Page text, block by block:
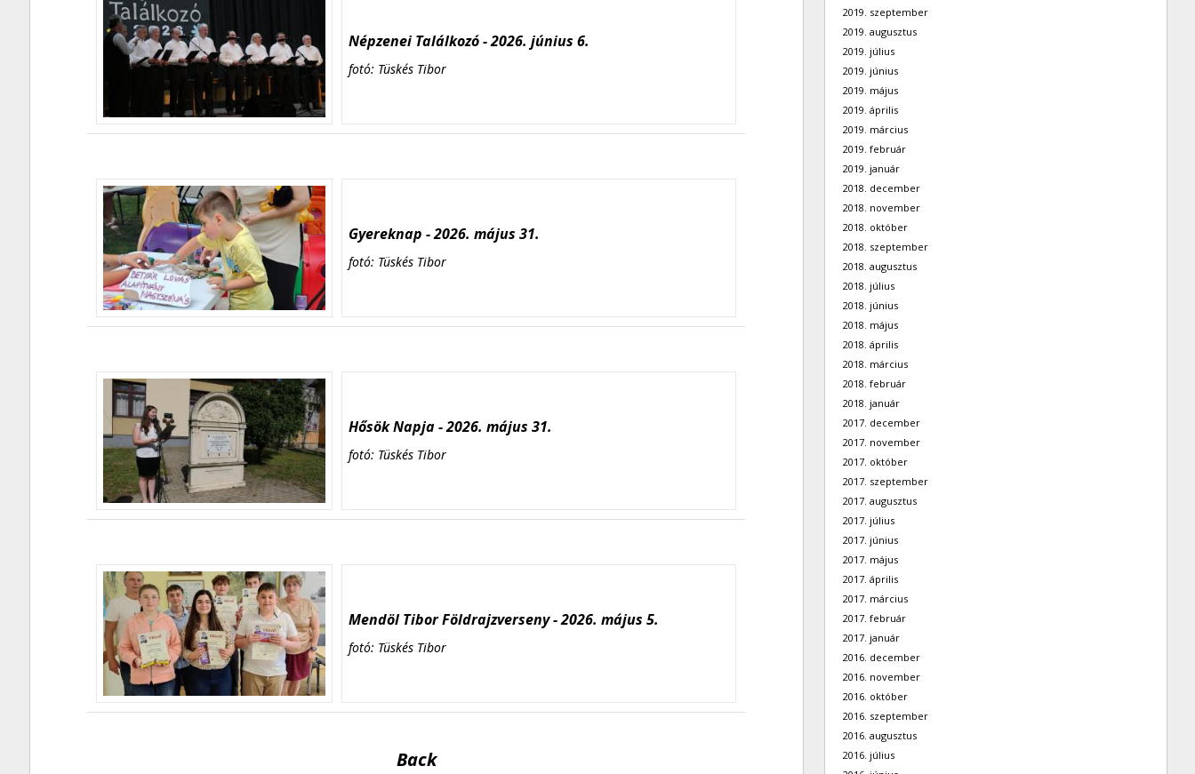
Népzenei Találkozó - 2026. június 6.
fotó: Tüskés Tibor
Gyereknap - 2026. május 31.
fotó: Tüskés Tibor
Hősök Napja - 2026. május 31.
fotó: Tüskés Tibor
Mendöl Tibor Földrajzverseny - 2026. május 5.
fotó: Tüskés Tibor
Back
2019. szeptember
2019. augusztus
2019. július
2019. június
2019. május
2019. április
2019. március
2019. február
2019. január
2018. december
2018. november
2018. október
2018. szeptember
2018. augusztus
2018. július
2018. június
2018. május
2018. április
2018. március
2018. február
2018. január
2017. december
2017. november
2017. október
2017. szeptember
2017. augusztus
2017. július
2017. június
2017. május
2017. április
2017. március
2017. február
2017. január
2016. december
2016. november
2016. október
2016. szeptember
2016. augusztus
2016. július